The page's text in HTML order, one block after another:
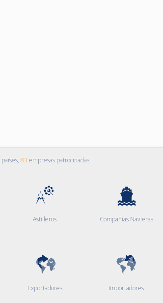
países, 83 empresas patrocinadas
Astilleros Compañías Navieras
Exportadores Importadores